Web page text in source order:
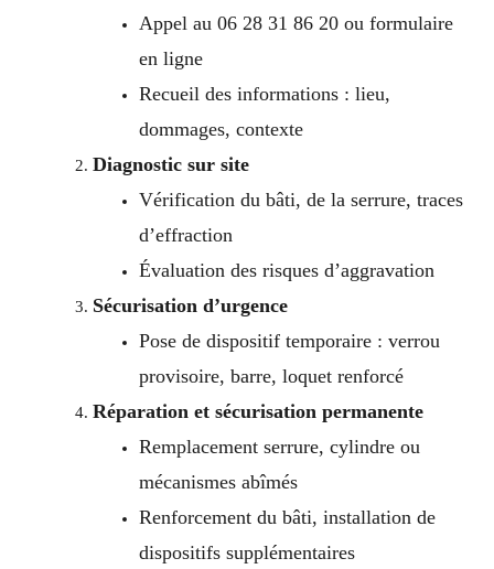
Appel au 06 28 31 86 20 ou formulaire
en ligne
Recueil des informations : lieu,
dommages, contexte
Diagnostic sur site
Vérification du bâti, de la serrure, traces
d’effraction
Évaluation des risques d’aggravation
Sécurisation d’urgence
Pose de dispositif temporaire : verrou
provisoire, barre, loquet renforcé
Réparation et sécurisation permanente
Remplacement serrure, cylindre ou
mécanismes abîmés
Renforcement du bâti, installation de
dispositifs supplémentaires